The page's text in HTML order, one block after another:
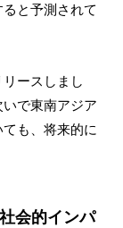
と予測されて
ースしまし
で東南アジア
も、将来的に
会的インパ